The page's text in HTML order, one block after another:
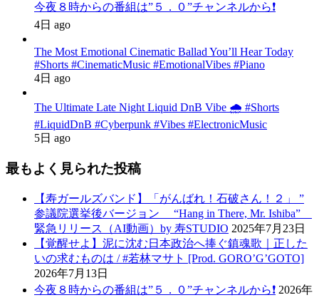
今夜８時からの番組は”５．０”チャンネルから❗️
4日 ago
The Most Emotional Cinematic Ballad You’ll Hear Today
#Shorts #CinematicMusic #EmotionalVibes #Piano
4日 ago
The Ultimate Late Night Liquid DnB Vibe 🌧️ #Shorts
#LiquidDnB #Cyberpunk #Vibes #ElectronicMusic
5日 ago
最もよく見られた投稿
【寿ガールズバンド】「がんばれ！石破さん！２」 ”
参議院選挙後バージョン “Hang in There, Mr. Ishiba”
緊急リリース（AI動画）by 寿STUDIO 2025年7月23日
【覚醒せよ】泥に沈む日本政治へ捧ぐ鎮魂歌｜正した
いの求むものは / #若林マサト [Prod. GORO’G’GOTO]
2026年7月13日
今夜８時からの番組は”５．０”チャンネルから❗️ 2026年